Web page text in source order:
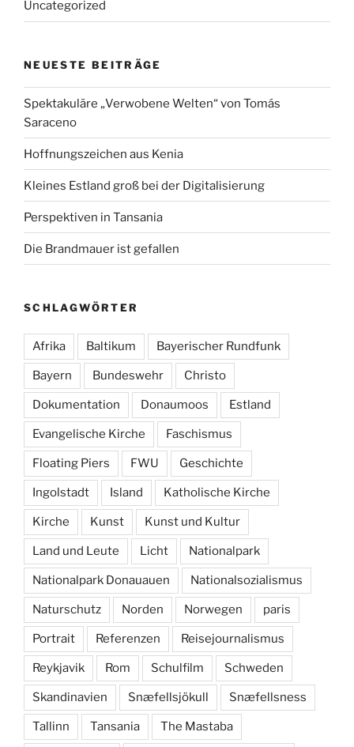
Uncategorized
NEUESTE BEITRÄGE
Spektakuläre „Verwobene Welten“ von Tomás
Saraceno
Hoffnungszeichen aus Kenia
Kleines Estland groß bei der Digitalisierung
Perspektiven in Tansania
Die Brandmauer ist gefallen
SCHLAGWÖRTER
Afrika Baltikum Bayerischer Rundfunk
Bayern Bundeswehr Christo
Dokumentation Donaumoos Estland
Evangelische Kirche Faschismus
Floating Piers FWU Geschichte
Ingolstadt Island Katholische Kirche
Kirche Kunst Kunst und Kultur
Land und Leute Licht Nationalpark
Nationalpark Donauauen Nationalsozialismus
Naturschutz Norden Norwegen paris
Portrait Referenzen Reisejournalismus
Reykjavik Rom Schulfilm Schweden
Skandinavien Snæfellsjökull Snæfellsness
Tallinn Tansania The Mastaba